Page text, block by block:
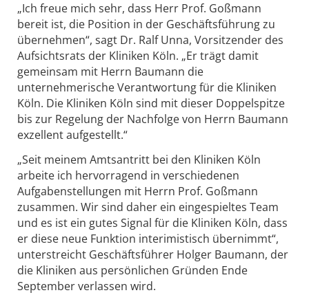
„Ich freue mich sehr, dass Herr Prof. Goßmann
bereit ist, die Position in der Geschäftsführung zu
übernehmen“, sagt Dr. Ralf Unna, Vorsitzender des
Aufsichtsrats der Kliniken Köln. „Er trägt damit
gemeinsam mit Herrn Baumann die
unternehmerische Verantwortung für die Kliniken
Köln. Die Kliniken Köln sind mit dieser Doppelspitze
bis zur Regelung der Nachfolge von Herrn Baumann
exzellent aufgestellt.“
„Seit meinem Amtsantritt bei den Kliniken Köln
arbeite ich hervorragend in verschiedenen
Aufgabenstellungen mit Herrn Prof. Goßmann
zusammen. Wir sind daher ein eingespieltes Team
und es ist ein gutes Signal für die Kliniken Köln, dass
er diese neue Funktion interimistisch übernimmt“,
unterstreicht Geschäftsführer Holger Baumann, der
die Kliniken aus persönlichen Gründen Ende
September verlassen wird.